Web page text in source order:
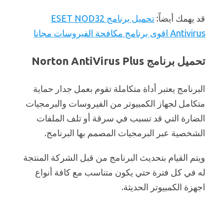
قد يهمك أيضاً:
تحميل برنامج ESET NOD32
Antivirus اقوى برنامج مكافحة الفيروسات مجانا
تحميل برنامج Norton AntiVirus Plus
البرنامج يعتبر أداة متكاملة تقوم بعمل جدار حماية
متكامل لجهاز الكمبيوتر من الفيروسات والبرمجيات
الضارة التي قد تسبب في سرقة أو تلف الملفات
الشخصية عبر البرمجيات المصمم بها البرنامج.
ويتم القيام بتحديث البرنامج من قبل الشركة المنتجة
له في كل فترة حتي يكون متناسب مع كافة أنواع
اجهزة الكمبيوتر الحديثة.